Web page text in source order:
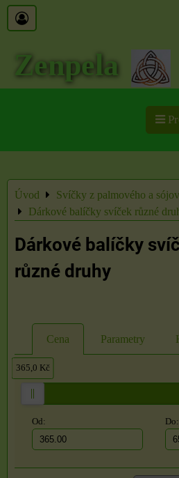
Zenpela
Úvod
Svíčky z palmového a
Dárkové balíčky svíček různé
Dárkové balíčky
různé druhy
Cena Parametry
Od: Do:
365,0 Kč